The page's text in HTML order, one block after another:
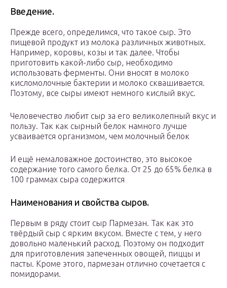
Введение.
Прежде всего, определимся, что такое сыр. Это
пищевой продукт из молока различных животных.
Например, коровы, козы и так далее. Чтобы
приготовить какой-либо сыр, необходимо
использовать ферменты. Они вносят в молоко
кисломолочные бактерии и молоко сквашивается.
Поэтому, все сыры имеют немного кислый вкус.
Человечество любит сыр за его великолепный вкус и
пользу. Так как сырный белок намного лучше
усваивается организмом, чем молочный белок
И ещё немаловажное достоинство, это высокое
содержание того самого белка. От 25 до 65% белка в
100 граммах сыра содержится
Наименования и свойства сыров.
Первым в ряду стоит сыр Пармезан. Так как это
твёрдый сыр с ярким вкусом. Вместе с тем, у него
довольно маленький расход. Поэтому он подходит
для приготовления запеченных овощей, пиццы и
пасты. Кроме этого, пармезан отлично сочетается с
помидорами.